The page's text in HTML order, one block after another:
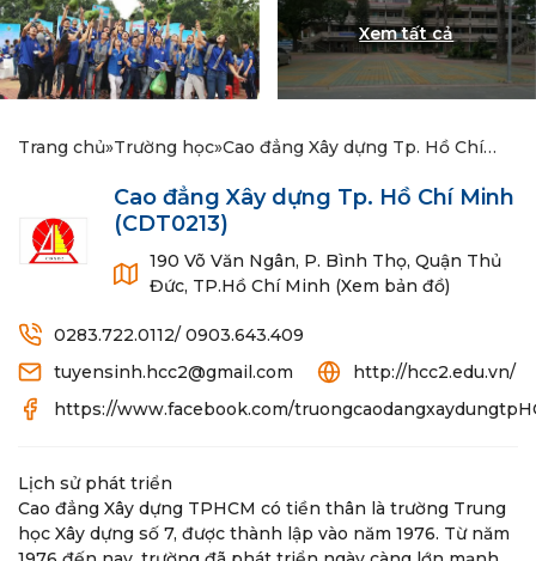
Trang chủ»Trường học»Cao đẳng Xây dựng Tp. Hồ Chí
Cao đẳng Xây dựng Tp. Hồ Chí Minh
(CDT0213)
190 Võ Văn Ngân, P. Bình Thọ, Quận Thủ
Đức, TP.Hồ Chí Minh (Xem bản đồ)
0283.722.0112/ 0903.643.409
tuyensinh.hcc2@gmail.com
http://hcc2.edu.vn/
https://www.facebook.com/
Lịch sử phát triển
Cao đẳng Xây dựng TPHCM có tiền thân là trường Trung
học Xây dựng số 7, được thành lập vào năm 1976. Từ năm